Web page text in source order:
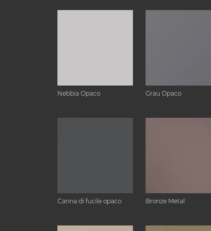
Nebbia Opaco Grau Opaco
Canna di fucile opaco Bronze Metal